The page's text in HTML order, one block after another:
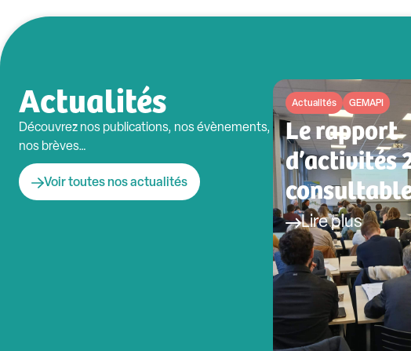
Actualités
Découvrez nos publications, nos évènements,
nos brèves…
Voir toutes nos actualités
Actualités GEMAPI
Le rapport
d’activités
Lire plus